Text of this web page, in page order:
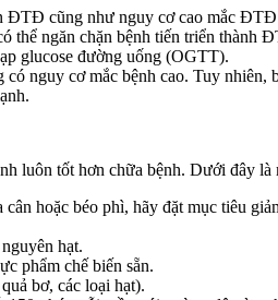
ĐTĐ cũng như nguy cơ cao mắc
thể ngăn chặn bệnh tiến triển
glucose đường uống (OGTT).
nguy cơ mắc bệnh cao. Tuy nhiên,
luôn tốt hơn chữa bệnh. Dưới đây
cân hoặc béo phì, hãy đặt mục tiêu
hạt.
phẩm chế biến sẵn.
bơ, các loại hạt).